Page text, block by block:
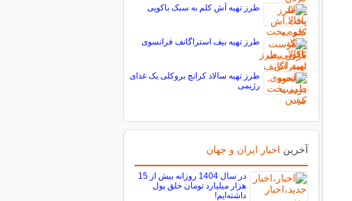
طرز تهیه آش کلم به سبک باکویی
طرز تهیه بیف استراگانف فرانسوی
طرز تهیه سالاد کرانچ بروکلی یک غذای
رژیمی
آخرین اخبار ایران و جهان
در سال 1404 روزانه بیش از 15
هزار میلیارد تومان خلق پول
داشته‌ایم!